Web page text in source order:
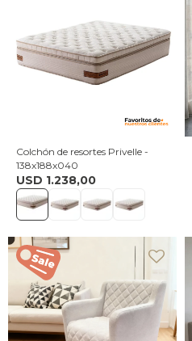
Colchón de resortes Privelle -
138x188x040
USD 1.238,00